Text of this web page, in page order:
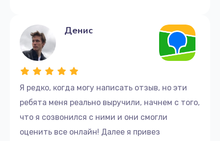
компьютеров Apple в Иркутске
Если вы заметили сбои в работе вашего
компьютера, не откладывайте ремонт, а как можно
скорее обратитесь к нам. Мы приведем ваш
компьютер в рабочее состояние.
сервисный центр по адресу: ул. Урицкого, 4.
Я редко, когда могу написать отзыв, но эти
ребята меня реально выручили, начнем с того,
что я созвонился с ними и они смогли
оценить все онлайн! Далее я привез
Денис